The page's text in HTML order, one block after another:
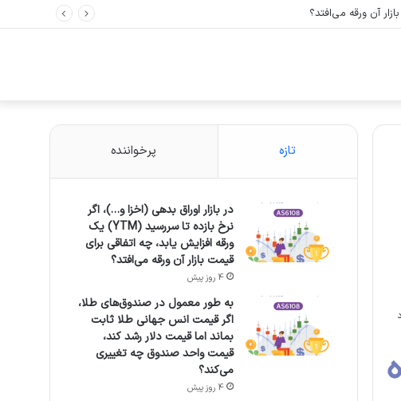
تازه پرخواننده
در بازار اوراق بدهی (اخزا و…)، اگر
نرخ بازده تا سررسید (YTM) یک
ورقه افزایش یابد، چه اتفاقی برای
قیمت بازار آن ورقه می‌افتد؟
4 روز پیش
به طور معمول در صندوق‌های طلا،
اگر قیمت انس جهانی طلا ثابت
بماند اما قیمت دلار رشد کند،
قیمت واحد صندوق چه تغییری
می‌کند؟
4 روز پیش